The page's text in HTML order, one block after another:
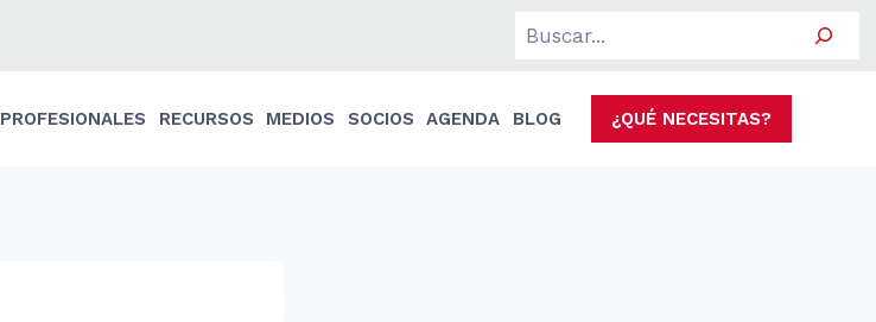
Search
PROFESIONALES RECURSOS MEDIOS SOCIOS AGENDA BLOG ¿QUÉ NECESITAS?